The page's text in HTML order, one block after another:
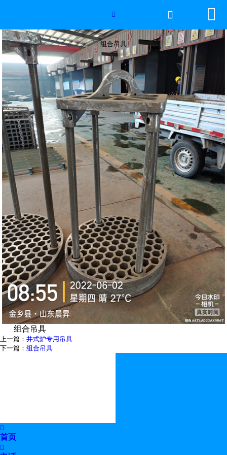
网站首页
2026年国际足联世界杯
产品中心
服务优势
新闻资讯
工程案例
厂容厂景
荣誉资质
联系我们

组合吊具
 
组合吊具
上一篇： 井式炉专用吊具
下一篇： 组合吊具

首页
